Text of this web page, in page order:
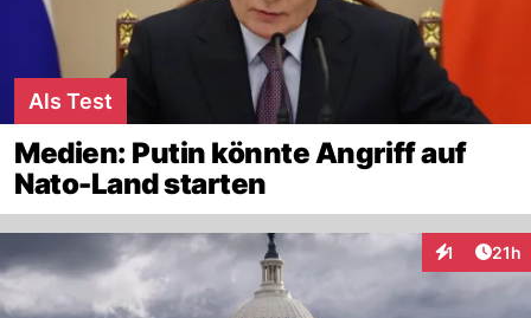
Als Test
Medien: Putin könnte Angriff auf
Nato-Land starten
1 21h